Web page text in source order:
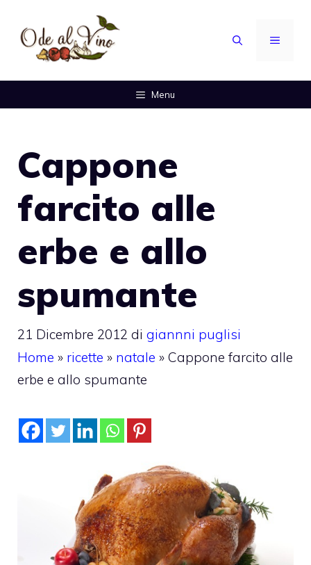
contenuto
MENU
Menu
Cappone
farcito alle
erbe e allo
spumante
21 Dicembre 2012 di giannni puglisi
Home » ricette » natale » Cappone farcito alle
erbe e allo spumante